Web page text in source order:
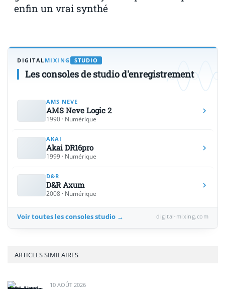
enfin un vrai synthé
DIGITAL MIXING STUDIO
Les consoles de studio d'enregistrement
AMS NEVE
AMS Neve Logic 2
1990 · Numérique
AKAI
Akai DR16pro
1999 · Numérique
D&R
D&R Axum
2008 · Numérique
Voir toutes les consoles studio → digital-mixing.com
ARTICLES SIMILAIRES
10 AOÛT 2026